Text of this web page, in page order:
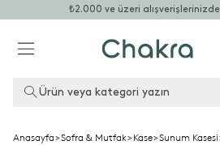
₺2.000 ve üzeri alışverişlerinizde
Ürün veya kategori yazın
Anasayfa>Sofra & Mutfak>Kase>Sunum Kasesi